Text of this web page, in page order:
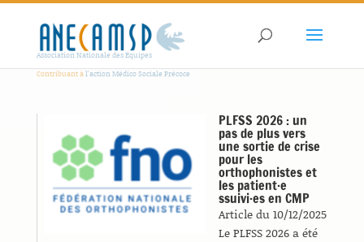
Association Nationale des Equipes
Contribuant àl'action Médico Sociale Précoce
PLFSS 2026 : un
pas de plus vers
une sortie de crise
pour les
orthophonistes et
les patient·e
ssuivi·es en CMP
Article du 10/12/2025
Le PLFSS 2026 a été